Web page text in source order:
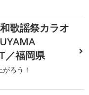
歌謡祭カラオ
／福岡県
ろう！